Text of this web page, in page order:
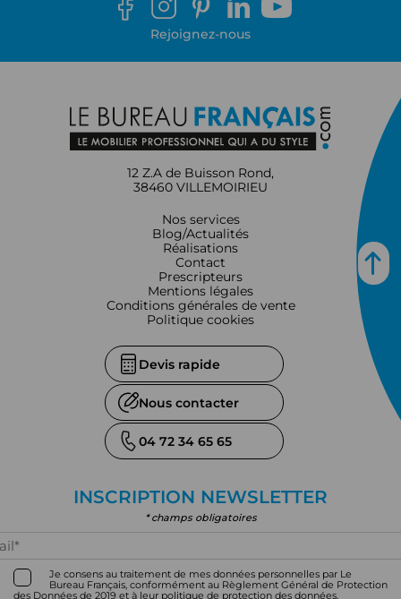
Rejoignez-nous
Devis rapide
Nous contacter
04 72 34 65 65
Nos services
Blog/Actualités
Réalisations
Contact
Prescripteurs
Mentions légales
Conditions générales de vente
Politique cookies
12 Z.A de Buisson Rond,
38460 VILLEMOIRIEU
INSCRIPTION NEWSLETTER
* champs obligatoires
Je consens au traitement de mes données personnelles par Le
Bureau Français, conformément au Règlement Général de Protection
des Données de 2019 et à leur politique de protection des données.